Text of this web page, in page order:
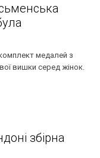
медалей з
вишки серед жінок.
збірна